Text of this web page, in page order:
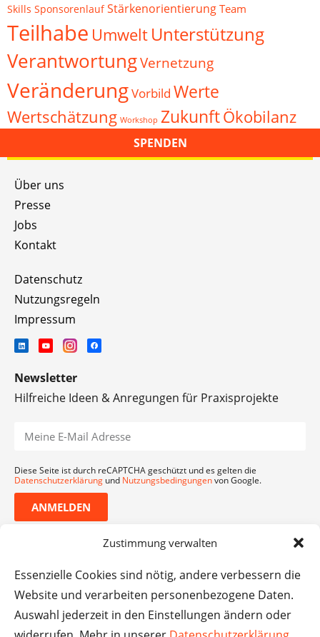
Zustimmung verwalten
Essenzielle Cookies sind nötig, andere verbessern die
Website und verarbeiten personenbezogene Daten.
Auswahl jederzeit in den Einstellungen ändern oder
Skills Sponsorenlauf Stärkenorientierung Team
Teilhabe Umwelt Unterstützung
VerantwortungVernetzung
VeränderungVorbild Werte
Wertschätzung Workshop ZukunftÖkobilanz
SPENDEN
Über uns
Presse
Jobs
Kontakt
Datenschutz
Nutzungsregeln
Impressum
Newsletter
Hilfreiche Ideen & Anregungen für Praxisprojekte
Diese Seite ist durch reCAPTCHA geschützt und es gelten die
Datenschutzerklärung und Nutzungsbedingungenvon Google.
ANMELDEN